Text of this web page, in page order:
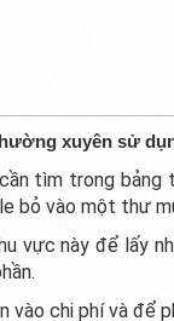
xuyên sử
tìm trong bảng
bỏ vào một thư
vực này để lấy
vào chi phí và để